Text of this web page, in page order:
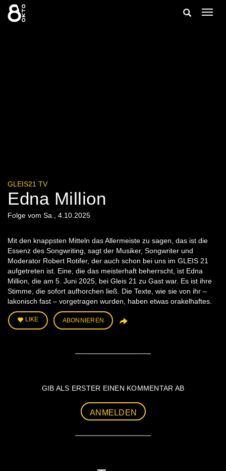
Zum
Inhalt
springen
Suche
GLEIS21 TV
Edna Million
Folge vom Sa., 4.10.2025
Mit den knappsten Mitteln das Allermeiste zu sagen, das ist die
Essenz des Songwriting, sagt der Musiker, Songwriter und
Moderator Robert Rotifer, der auch schon bei uns im GLEIS 21
aufgetreten ist. Eine, die das meisterhaft beherrscht, ist Edna
Million, die am 5. Juni 2025, bei Gleis 21 zu Gast war. Es ist ihre
Stimme, die sofort aufhorchen ließ. Die Texte, wie sie von ihr –
lakonisch fast – vorgetragen wurden, haben etwas orakelhaftes.
LIKE ABONNIEREN
GIB ALS ERSTER EINEN KOMMENTAR AB
ANMELDEN